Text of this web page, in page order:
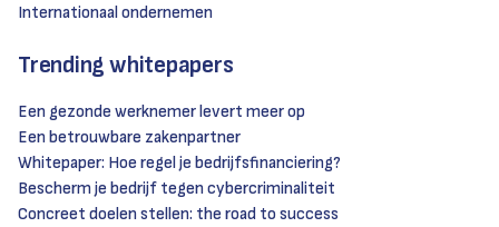
Internationaal ondernemen
Trending whitepapers
Een gezonde werknemer levert meer op
Een betrouwbare zakenpartner
Whitepaper: Hoe regel je bedrijfsfinanciering?
Bescherm je bedrijf tegen cybercriminaliteit
Concreet doelen stellen: the road to success